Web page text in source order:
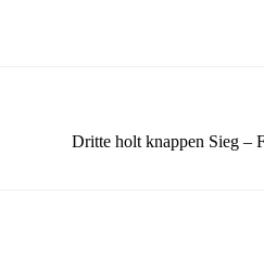
Dritte holt knappen Sieg –